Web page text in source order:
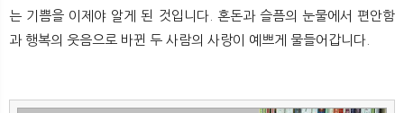
는 기쁨을 이제야 알게 된 것입니다. 혼돈과 슬픔의 눈물에서 편안함
과 행복의 웃음으로 바뀐 두 사람의 사랑이 예쁘게 물들어갑니다.